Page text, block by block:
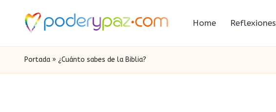
Home Reflexiones
Portada » ¿Cuánto sabes de la Biblia?